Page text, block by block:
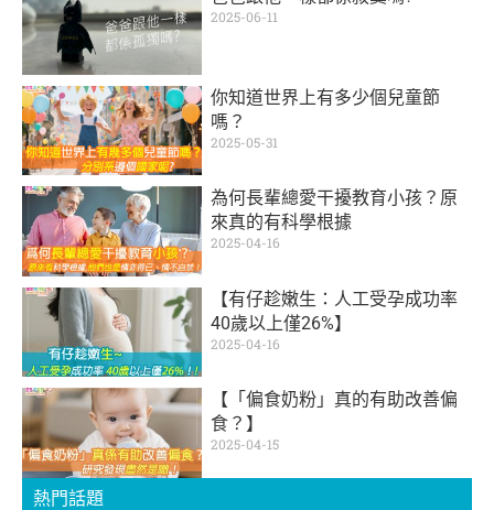
2025-06-11
你知道世界上有多少個兒童節
嗎？
2025-05-31
為何長輩總愛干擾教育小孩？原
來真的有科學根據
2025-04-16
【有仔趁嫩生：人工受孕成功率
40歲以上僅26%】
2025-04-16
【「偏食奶粉」真的有助改善偏
食？】
2025-04-15
熱門話題